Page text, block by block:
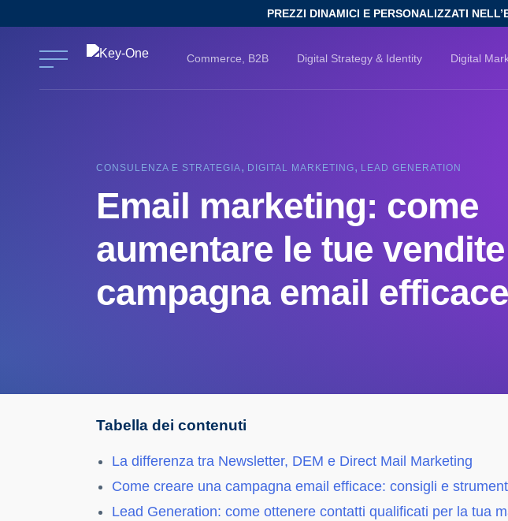
al
PREZZI DINAMICI E PERSONALIZZATI
Commerce, B2B Digital Strategy & Identity Digital
CONSULENZA E STRATEGIA, DIGITAL MARKETING, LEAD GENERATION
Email marketing: come
aumentare le tue
campagna email efficace
Tabella dei contenuti
La differenza tra Newsletter, DEM e Direct Mail Marketing
Come creare una campagna email efficace: consigli e
Lead Generation: come ottenere contatti qualificati per la tua